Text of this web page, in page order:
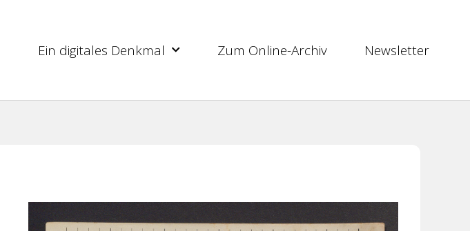
Ein digitales Denkmal Zum Online-Archiv Newsletter